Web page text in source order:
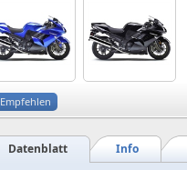
Empfehlen
Info
Datenblatt